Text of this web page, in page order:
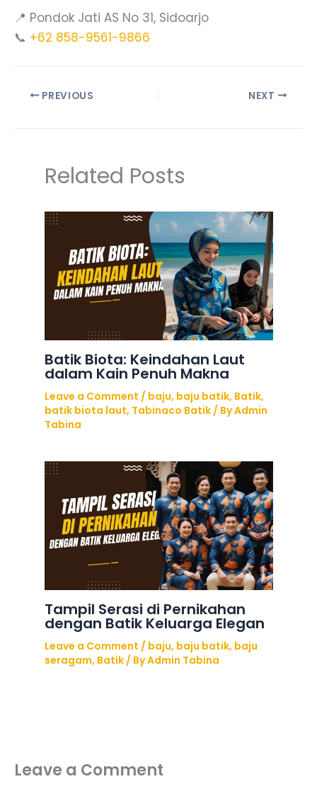
📍 Pondok Jati AS No 31, Sidoarjo
📞 +62 858-9561-9866
PREVIOUS NEXT
Related Posts
Batik Biota: Keindahan Laut
dalam Kain Penuh Makna
Leave a Comment / baju, baju batik, Batik,
batik biota laut, Tabinaco Batik/ ByAdmin
Tabina
Tampil Serasi di Pernikahan
dengan Batik Keluarga Elegan
Leave a Comment / baju, baju batik, baju
seragam, Batik/ ByAdmin Tabina
Leave a Comment